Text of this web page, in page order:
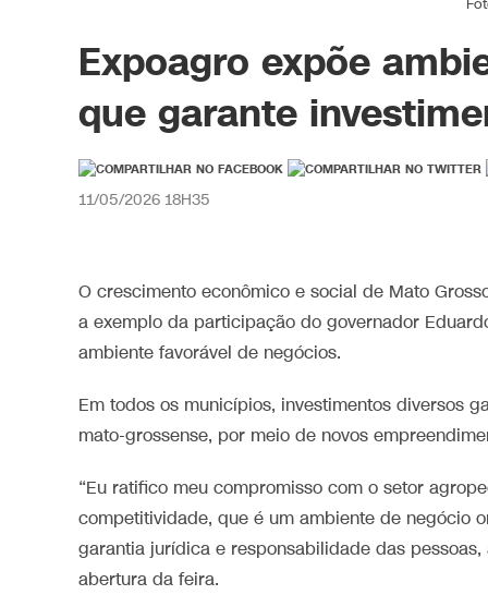
Expoagro expõe
que garante
11/05/2026 18H35
O crescimento econômico e social de Mato
a exemplo da participação do governador
ambiente favorável de negócios.
Em todos os municípios, investimentos diversos
mato-grossense, por meio de novos
“Eu ratifico meu compromisso com o setor
competitividade, que é um ambiente de negócio
garantia jurídica e responsabilidade das
abertura da feira.